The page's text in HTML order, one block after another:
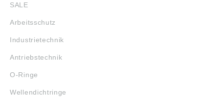
SALE
Arbeitsschutz
Industrietechnik
Antriebstechnik
O-Ringe
Wellendichtringe